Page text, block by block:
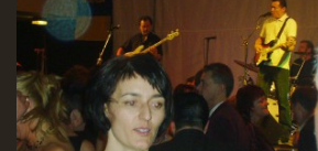
CO HRAJEME
UKÁZKY